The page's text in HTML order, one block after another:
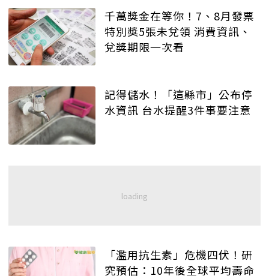
千萬獎金在等你！7、8月發票
特別獎5張未兌領 消費資訊、
兌獎期限一次看
記得儲水！「這縣市」公布停
水資訊 台水提醒3件事要注意
「濫用抗生素」危機四伏！研
究預估：10年後全球平均壽命